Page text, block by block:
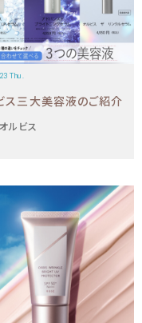
Thu.
ス三大美容液のご紹介
オルビス